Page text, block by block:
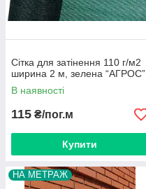
Сітка для затінення 110 г/м2
ширина 2 м, зелена “AГРОС”
В наявності
115 ₴/пог.м
Купити
НА МЕТРАЖ